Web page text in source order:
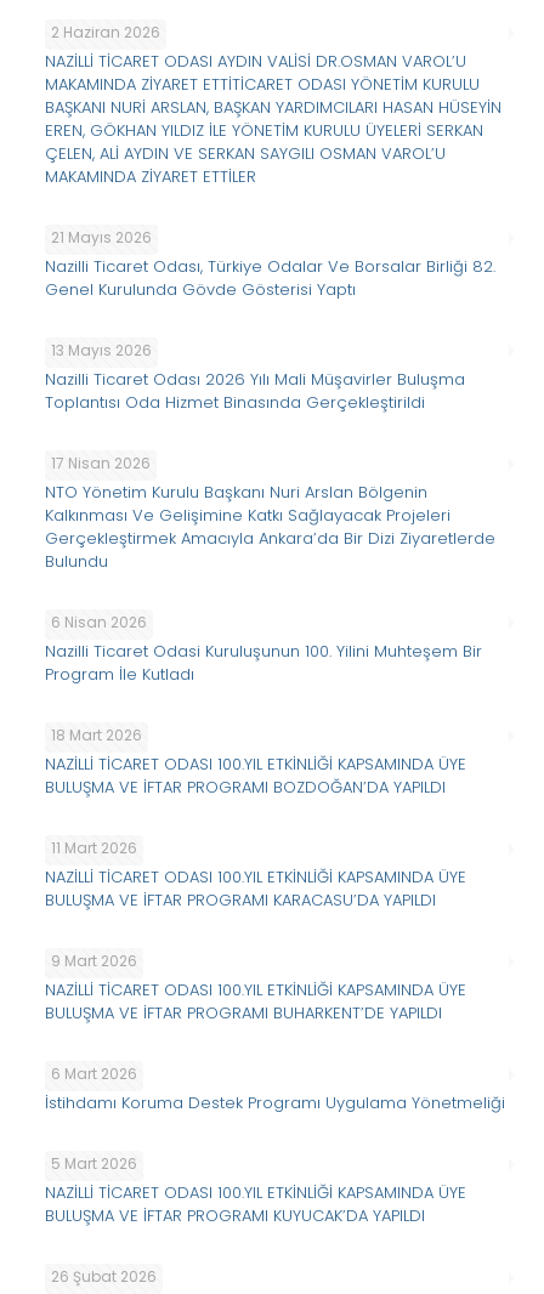
2 Haziran 2026
NAZİLLİ TİCARET ODASI AYDIN VALİSİ DR.OSMAN VAROL’U
MAKAMINDA ZİYARET ETTİTİCARET ODASI YÖNETİM KURULU
BAŞKANI NURİ ARSLAN, BAŞKAN YARDIMCILARI HASAN HÜSEYİN
EREN, GÖKHAN YILDIZ İLE YÖNETİM KURULU ÜYELERİ SERKAN
ÇELEN, ALİ AYDIN VE SERKAN SAYGILI OSMAN VAROL’U
MAKAMINDA ZİYARET ETTİLER
21 Mayıs 2026
Nazilli Ticaret Odası, Türkiye Odalar Ve Borsalar Birliği 82.
Genel Kurulunda Gövde Gösterisi Yaptı
13 Mayıs 2026
Nazilli Ticaret Odası 2026 Yılı Mali Müşavirler Buluşma
Toplantısı Oda Hizmet Binasında Gerçekleştirildi
17 Nisan 2026
NTO Yönetim Kurulu Başkanı Nuri Arslan Bölgenin
Kalkınması Ve Gelişimine Katkı Sağlayacak Projeleri
Gerçekleştirmek Amacıyla Ankara’da Bir Dizi Ziyaretlerde
Bulundu
6 Nisan 2026
Nazilli Ticaret Odasi Kuruluşunun 100. Yilini Muhteşem Bir
Program İle Kutladı
18 Mart 2026
NAZİLLİ TİCARET ODASI 100.YIL ETKİNLİĞİ KAPSAMINDA ÜYE
BULUŞMA VE İFTAR PROGRAMI BOZDOĞAN’DA YAPILDI
11 Mart 2026
NAZİLLİ TİCARET ODASI 100.YIL ETKİNLİĞİ KAPSAMINDA ÜYE
BULUŞMA VE İFTAR PROGRAMI KARACASU’DA YAPILDI
9 Mart 2026
NAZİLLİ TİCARET ODASI 100.YIL ETKİNLİĞİ KAPSAMINDA ÜYE
BULUŞMA VE İFTAR PROGRAMI BUHARKENT’DE YAPILDI
6 Mart 2026
İstihdamı Koruma Destek Programı Uygulama Yönetmeliği
5 Mart 2026
NAZİLLİ TİCARET ODASI 100.YIL ETKİNLİĞİ KAPSAMINDA ÜYE
BULUŞMA VE İFTAR PROGRAMI KUYUCAK’DA YAPILDI
26 Şubat 2026